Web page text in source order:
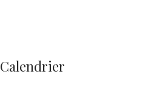
Calendrier